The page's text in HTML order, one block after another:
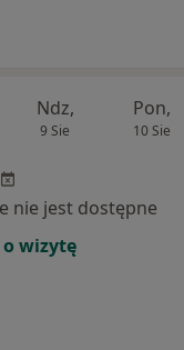
Ndz,
9 Sie
Pon,
10 Sie
nie jest dostępne
o wizytę